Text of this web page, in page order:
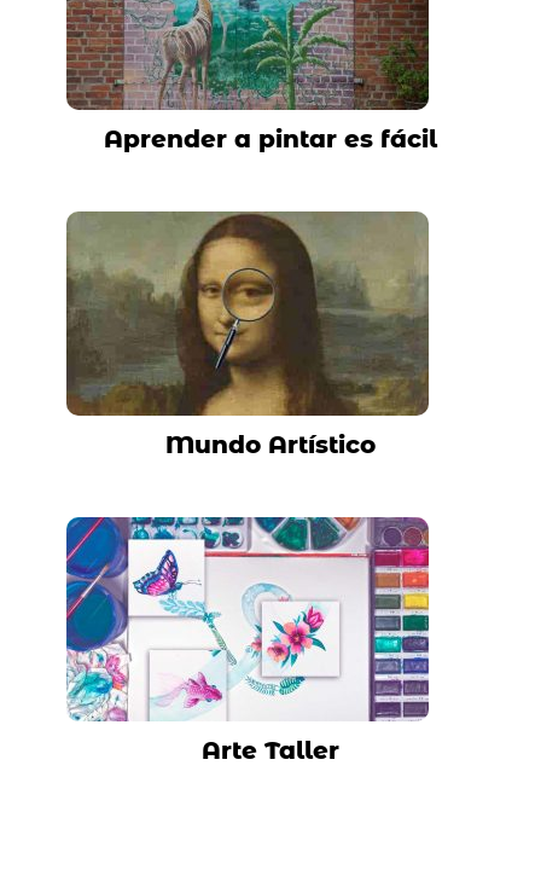
Aprender a pintar es fácil
Mundo Artístico
Arte Taller